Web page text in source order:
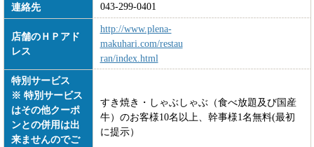
連絡先
043-299-0401
店舗のＨＰアド
レス
http://www.plena-
makuhari.com/restau
ran/index.html
特別サービス
※ 特別サービス
はその他クーポ
ンとの併用は出
来ませんのでご
すき焼き・しゃぶしゃぶ（食べ放題及び国産
牛）のお客様10名以上、幹事様1名無料(最初
に提示）